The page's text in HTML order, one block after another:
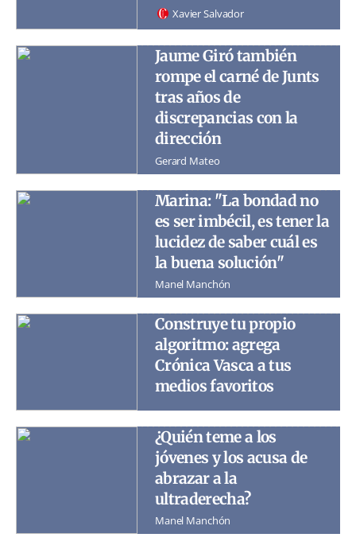
Xavier Salvador
Jaume Giró también
rompe el carné de Junts
tras años de
discrepancias con la
dirección
Gerard Mateo
Marina: "La bondad no
es ser imbécil, es tener la
lucidez de saber cuál es
la buena solución"
Manel Manchón
Construye tu propio
algoritmo: agrega
Crónica Vasca a tus
medios favoritos
¿Quién teme a los
jóvenes y los acusa de
abrazar a la
ultraderecha?
Manel Manchón